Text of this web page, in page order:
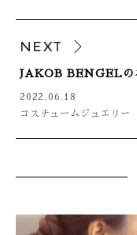
NEXT
JAKOB BENGELの
2022.06.18
コスチュームジュエリー